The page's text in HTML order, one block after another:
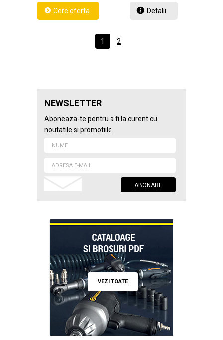
Detalii
1 2
NEWSLETTER
Aboneaza-te pentru a fi la curent cu
noutatile si promotiile.
VEZI TOATE